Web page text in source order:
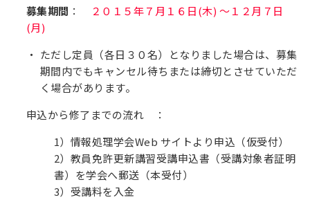
募集期間 ：
２０１５年７月１６日(木) ～１２月７日
(月)
ただし定員（各日３０名）となりました場合は、募集
期間内でもキャンセル待ちまたは締切とさせていただ
く場合があります。
申込から修了までの流れ ：
1）情報処理学会Web サイトより申込（仮受付）
2）教員免許更新講習受講申込書（受講対象者証明
書）を学会へ郵送（本受付）
3）受講料を入金